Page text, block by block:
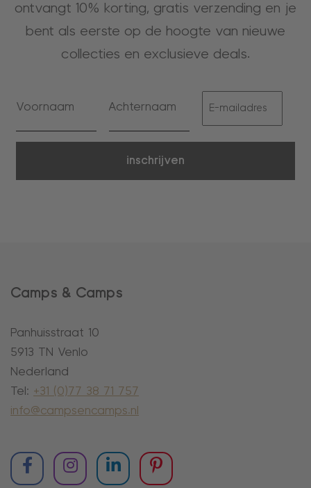
ontvangt 10% korting, gratis verzending en je
bent als eerste op de hoogte van nieuwe
collecties en exclusieve deals.
inschrijven
Camps & Camps
Panhuisstraat 10
5913 TN Venlo
Nederland
Tel: +31 (0)77 38 71 757
info@campsencamps.nl